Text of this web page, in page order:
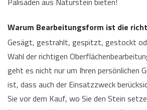
Warum Bearbeitungsform ist die
Gesägt, gestrahlt, gespitzt, gestockt
Wahl der richtigen
geht es nicht nur um Ihren persönlichen
ist, dass auch der Einsatzzweck
Sie vor dem Kauf, wo Sie den Stein